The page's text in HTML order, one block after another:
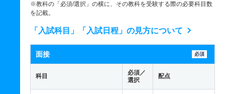
※教科の「必須/選択」の横に、その教科を受験する際の必要科目数
を記載。
「入試科目」「入試日程」の見方について
面接 必須
科目
必須／
選択
配点